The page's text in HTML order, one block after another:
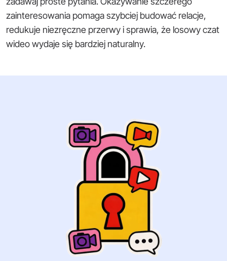
zainteresowania pomaga szybciej budować relacje,
redukuje niezręczne przerwy i sprawia, że losowy czat
wideo wydaje się bardziej naturalny.